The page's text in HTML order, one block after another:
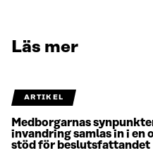
Läs mer
ARTIKEL
Medborgarnas
invandring samlas in i
stöd för beslutsfattandet